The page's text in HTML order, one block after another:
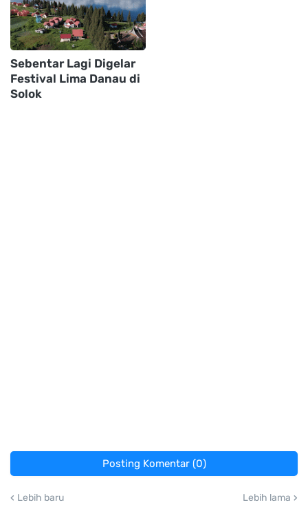
Sebentar Lagi Digelar
Festival Lima Danau di
Solok
Posting Komentar (0)
Lebih baru Lebih lama